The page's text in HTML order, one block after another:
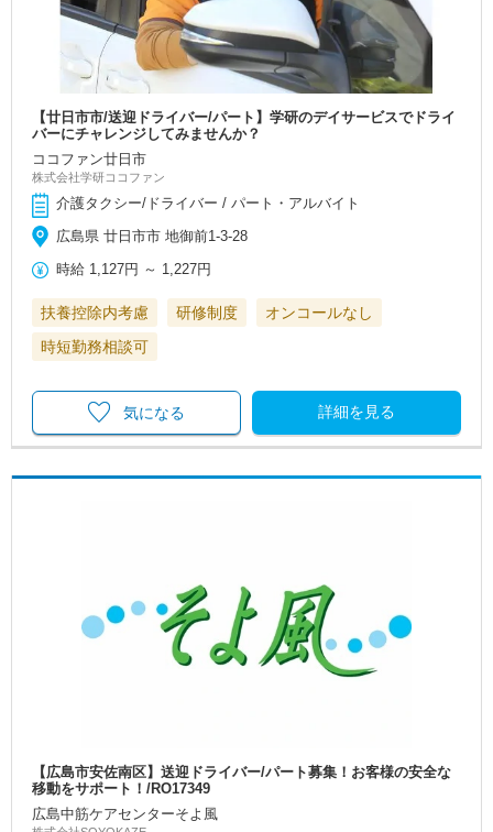
【廿日市市/送迎ドライバー/パート】学研のデイサービスでドライ
バーにチャレンジしてみませんか？
ココファン廿日市
株式会社学研ココファン
介護タクシー/ドライバー / パート・アルバイト
広島県 廿日市市 地御前1-3-28
時給 1,127円 ～ 1,227円
扶養控除内考慮 研修制度
オンコールなし
時短勤務相談可
詳細を見る
気になる
【広島市安佐南区】送迎ドライバー/パート募集！お客様の安全な
移動をサポート！/RO17349
広島中筋ケアセンターそよ風